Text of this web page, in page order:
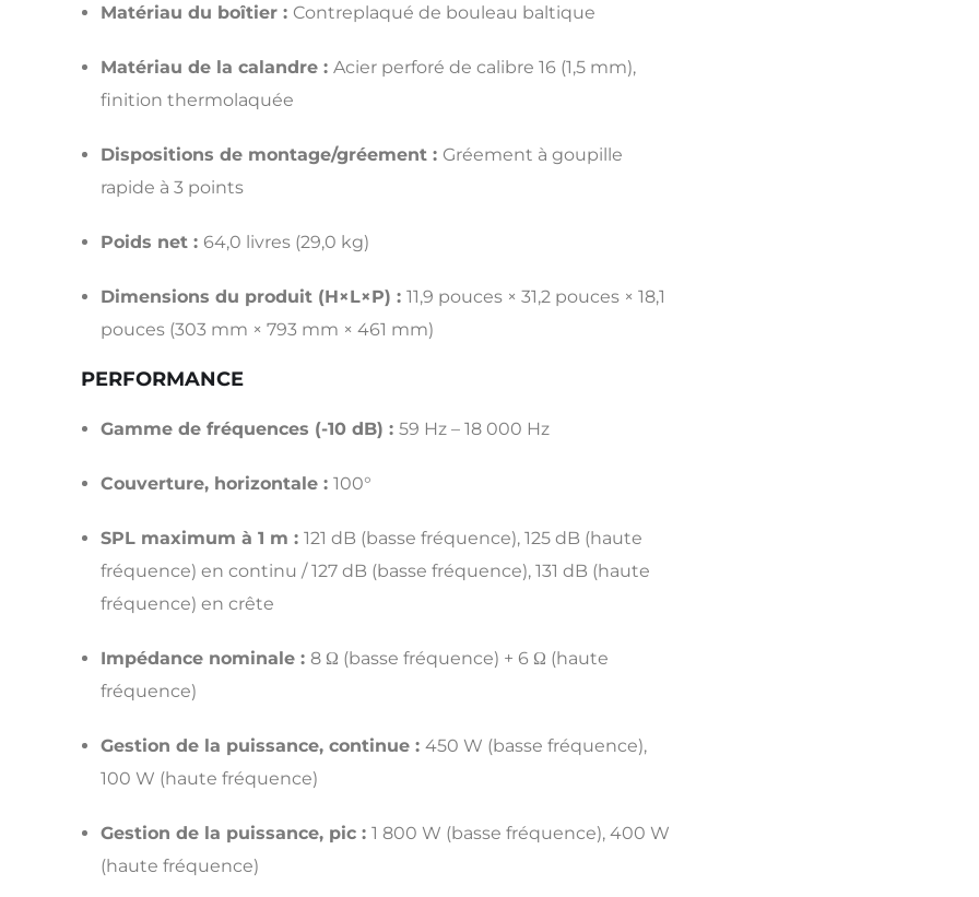
Matériau du boîtier : Contreplaqué de bouleau baltique
Matériau de la calandre : Acier perforé de calibre 16 (1,5 mm),
finition thermolaquée
Dispositions de montage/gréement : Gréement à goupille
rapide à 3 points
Poids net : 64,0 livres (29,0 kg)
Dimensions du produit (H×L×P) : 11,9 pouces × 31,2 pouces × 18,1
pouces (303 mm × 793 mm × 461 mm)
PERFORMANCE
Gamme de fréquences (-10 dB) : 59 Hz – 18 000 Hz
Couverture, horizontale : 100°
SPL maximum à 1 m : 121 dB (basse fréquence), 125 dB (haute
fréquence) en continu / 127 dB (basse fréquence), 131 dB (haute
fréquence) en crête
Impédance nominale : 8 Ω (basse fréquence) + 6 Ω (haute
fréquence)
Gestion de la puissance, continue : 450 W (basse fréquence),
100 W (haute fréquence)
Gestion de la puissance, pic : 1 800 W (basse fréquence), 400 W
(haute fréquence)